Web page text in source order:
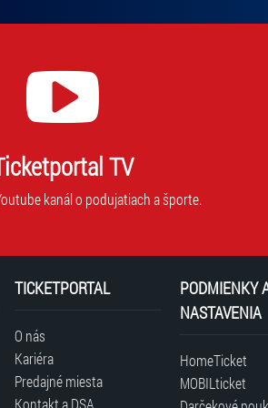
TV
kanál o podujatiach a športe.
TICKETPORTAL
O nás
Kariéra
Predajné miesta
Kontakt a DSA
PODMIENKY
NASTAVENIA
HomeTicket
MOBILticket